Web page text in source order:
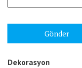
Dekorasyon